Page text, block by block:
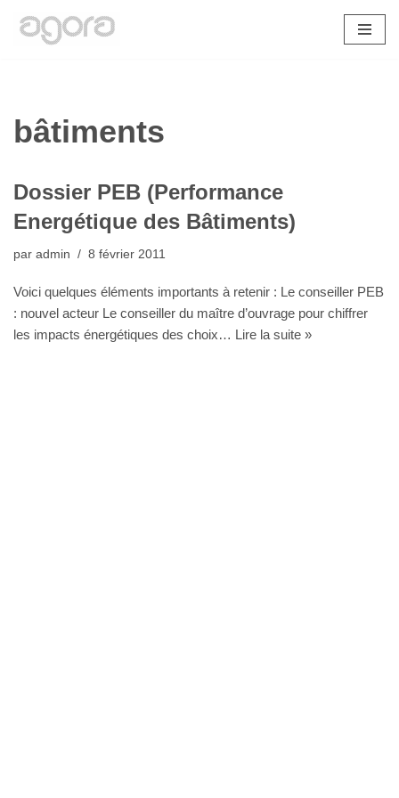
bâtiments
Dossier PEB (Performance
Energétique des Bâtiments)
par admin 8 février 2011
Voici quelques éléments importants à retenir : Le conseiller PEB
: nouvel acteur Le conseiller du maître d’ouvrage pour chiffrer
les impacts énergétiques des choix… Lire la suite »